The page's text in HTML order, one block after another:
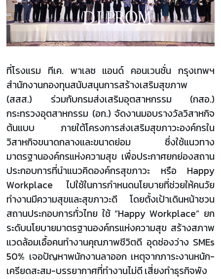
ที่โรงแรม ทีเค. พาเลซ แอนด์ คอนเวนชั่น กรุงเทพฯ
สำนักงานกองทุนสนับสนุนการสร้างเสริมสุขภาพ
(สสส.) ร่วมกับกรมส่งเสริมอุตสาหกรรม (กสอ.)
กระทรวงอุตสาหกรรม (อก.) จัดงานมอบรางวัลวิสาหกิจ
ต้นแบบ ภายใต้โครงการส่งเสริมสุขภาวะองค์กรใน
วิสาหกิจขนาดกลางและขนาดย่อม ซึ่งใช้แนวทาง
มาตรฐานองค์กรแห่งความสุข เพื่อประกาศยกย่องสถาน
ประกอบการที่นำแนวคิดองค์กรสุขภาวะ หรือ Happy
Workplace ไปใช้ในการกำหนดนโยบายที่ช่วยให้คนวัย
ทำงานมีความสุขและสุขภาวะดี โดยตั้งเป้าเดินหน้าชวน
สถานประกอบการทั่วไทย ใช้ “Happy Workplace” ยก
ระดับนโยบายมาตรฐานองค์กรแห่งความสุข สร้างสภาพ
แวดล้อมเอื้อคนทำงานคุณภาพชีวิตดี อุดช่องว่าง SMEs
50% เจอปัญหาพนักงานลาออก เหตุจากภาระงานหนัก-
เครียดสะสม-บรรยากาศที่ทำงานไม่ดี เสี่ยงทำธุรกิจพัง